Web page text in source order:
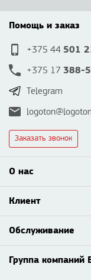
Помощь и заказ
+375 44 501
+375 17 388-
Telegram
Заказать звонок
О нас
Клиент
Обслуживание
Группа компаний